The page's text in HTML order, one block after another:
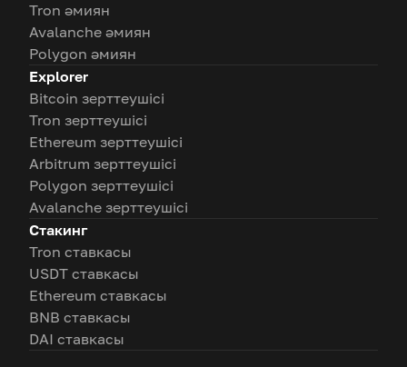
Tron әмиян
Avalanche әмиян
Polygon әмиян
Explorer
Bitcoin зерттеушісі
Tron зерттеушісі
Ethereum зерттеушісі
Arbitrum зерттеушісі
Polygon зерттеушісі
Avalanche зерттеушісі
Стакинг
Tron ставкасы
USDT ставкасы
Ethereum ставкасы
BNB ставкасы
DAI ставкасы